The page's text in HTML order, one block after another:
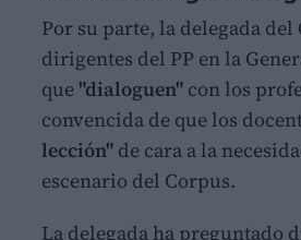
Por su parte, la delegada
dirigentes del PP en la
que "dialoguen" con los
convencida de que los
lección" de cara a la
escenario del Corpus.
La delegada ha preguntado